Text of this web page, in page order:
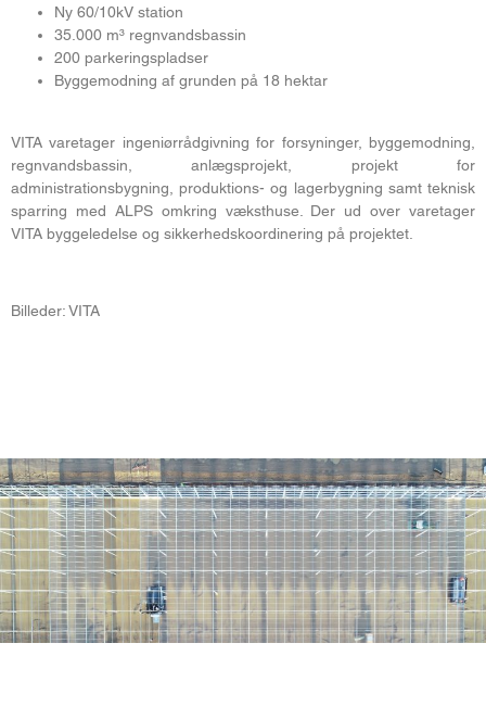
Ny 60/10kV station
35.000 m³ regnvandsbassin
200 parkeringspladser
Byggemodning af grunden på 18 hektar
VITA varetager ingeniørrådgivning for forsyninger, byggemodning,
regnvandsbassin, anlægsprojekt, projekt for
administrationsbygning, produktions- og lagerbygning samt teknisk
sparring med ALPS omkring væksthuse. Der ud over varetager
VITA byggeledelse og sikkerhedskoordinering på projektet.
Billeder: VITA